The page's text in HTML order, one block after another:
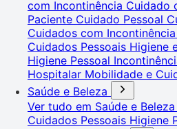
com Incontinência Cuidado
Paciente Cuidado Pessoal
Cuidados com Incontinência
Cuidados Pessoais Higiene
Higiene Pessoal
Hospitalar Mobilidade e
Saúde e Beleza
Ver tudo em Saúde e Beleza
Cuidados Pessoais Higiene